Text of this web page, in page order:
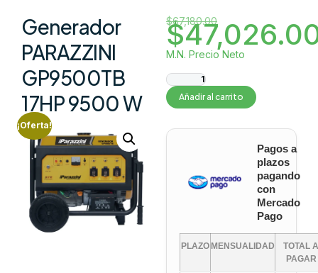
Generador
PARAZZINI
GP9500TB
17HP 9500 W
¡Oferta!
$67,180.00
$
M.N. Precio Neto
Añadir al carrito
Pagos a
plazos
pagando
con
Mercado
Pago
PLAZO MENSUALIDAD
TOTAL A
PAGAR